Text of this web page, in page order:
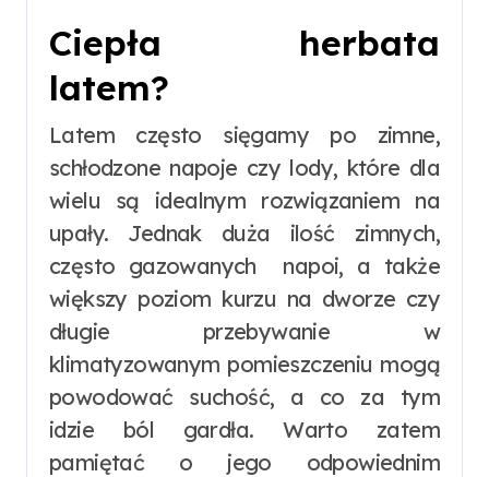
Ciepła herbata
latem?
Latem często sięgamy po zimne,
schłodzone napoje czy lody, które dla
wielu są idealnym rozwiązaniem na
upały. Jednak duża ilość zimnych,
często gazowanych napoi, a także
większy poziom kurzu na dworze czy
długie przebywanie w
klimatyzowanym pomieszczeniu mogą
powodować suchość, a co za tym
idzie ból gardła. Warto zatem
pamiętać o jego odpowiednim